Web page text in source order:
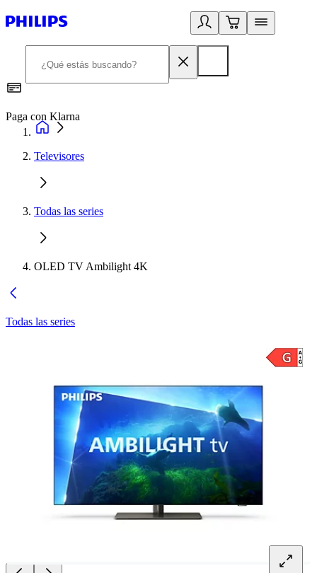
Paga con Klarna
Televisores
Todas las series
OLED TV Ambilight 4K
Todas las series